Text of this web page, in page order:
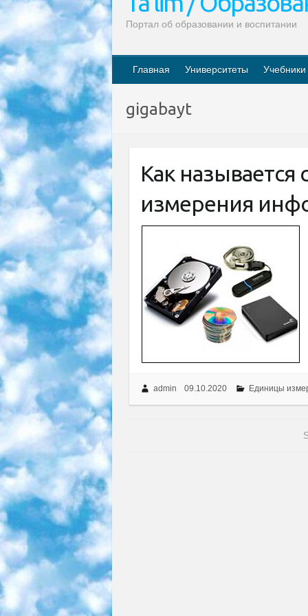
Портал об образовании и воспитании
Главная Университеты Учебники
gigabayt
Как
измерения
admin 09.10.2020 Единицы